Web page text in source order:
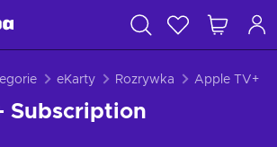
eKarty Rozrywka Apple TV+
Subscription